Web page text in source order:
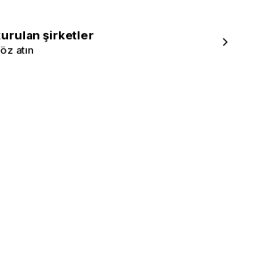
şirketler
atın